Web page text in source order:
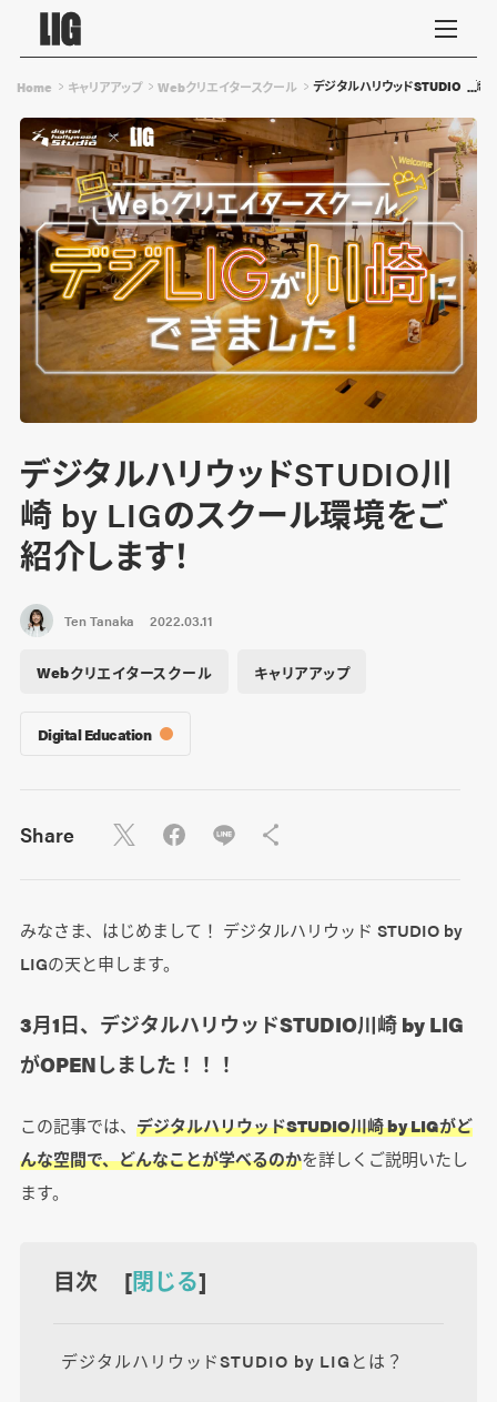
Home キャリアアップ Webクリエイタースクール デジタルハリウッドSTUDIO川崎
デジタルハリウッドSTUDIO川
崎 by LIGのスクール環境をご
紹介します！
Ten Tanaka 2022.03.11
Webクリエイタースクール キャリアアップ
Digital Education
Share
みなさま、はじめまして！ デジタルハリウッド STUDIO by
LIGの天と申します。
3月1日、デジタルハリウッドSTUDIO川崎 by LIG
がOPENしました！！！
この記事では、 デジタルハリウッドSTUDIO川崎 by LIGがど
んな空間で、どんなことが学べるのかを詳しくご説明いたし
ます。
目次 [閉じる]
デジタルハリウッドSTUDIO by LIGとは？